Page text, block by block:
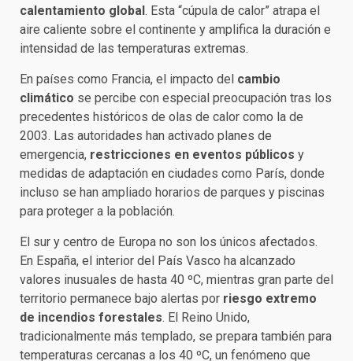
calentamiento global. Esta “cúpula de calor” atrapa el
aire caliente sobre el continente y amplifica la duración e
intensidad de las temperaturas extremas.
En países como Francia, el impacto del cambio
climático se percibe con especial preocupación tras los
precedentes históricos de olas de calor como la de
2003. Las autoridades han activado planes de
emergencia, restricciones en eventos públicos y
medidas de adaptación en ciudades como París, donde
incluso se han ampliado horarios de parques y piscinas
para proteger a la población.
El sur y centro de Europa no son los únicos afectados.
En España, el interior del País Vasco ha alcanzado
valores inusuales de hasta 40 ºC, mientras gran parte del
territorio permanece bajo alertas por riesgo extremo
de incendios forestales. El Reino Unido,
tradicionalmente más templado, se prepara también para
temperaturas cercanas a los 40 ºC, un fenómeno que